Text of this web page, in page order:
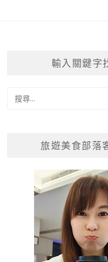
輸入關鍵字
旅遊美食部落